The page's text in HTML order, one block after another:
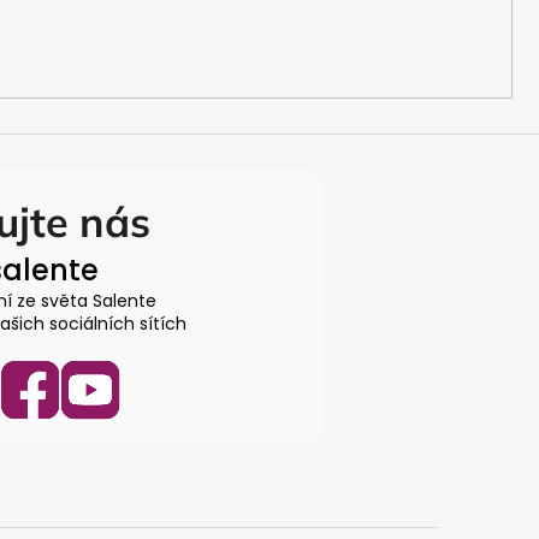
nás
ze světa Salente
sociálních sítích